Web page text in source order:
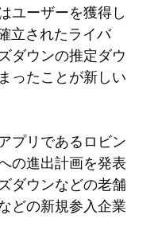
ユーザーを獲得し
立されたライバ
ダウンの推定ダウ
ったことが新しい
プリであるロビン
の進出計画を発表
ダウンなどの老舗
どの新規参入企業